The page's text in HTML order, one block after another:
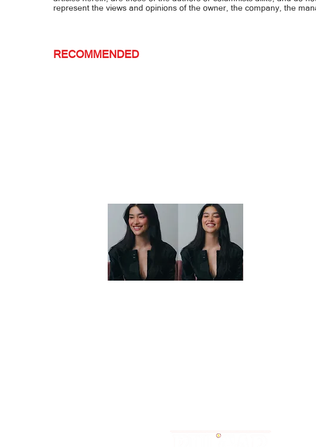
represent the views and opinions of the owner, the company, the
RECOMMENDED